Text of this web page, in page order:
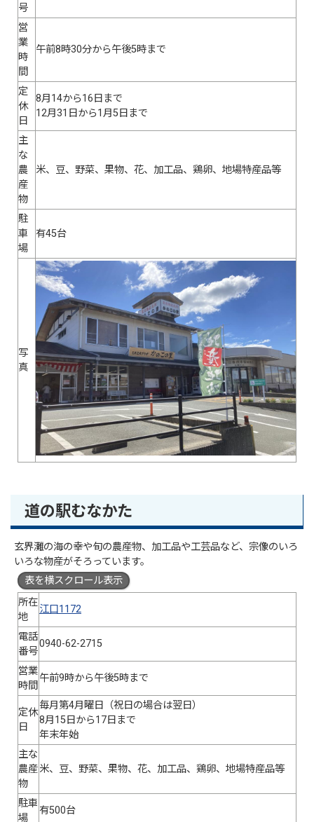
号
営
業
時
間
午前8時30分から午後5時まで
定
休
日
8月14から16日まで
12月31日から1月5日まで
主
な
農
産
物
米、豆、野菜、果物、花、加工品、鶏卵、地場特産品等
駐
車
場
有45台
写
真
道の駅むなかた
玄界灘の海の幸や旬の農産物、加工品や工芸品など、宗像のいろ
いろな物産がそろっています。
表を横スクロール表示
所在
地
江口1172
電話
番号
0940-62-2715
営業
時間
午前9時から午後5時まで
定休
日
毎月第4月曜日（祝日の場合は翌日）
8月15日から17日まで
年末年始
主な
農産
物
米、豆、野菜、果物、花、加工品、鶏卵、地場特産品等
駐車
場
有500台